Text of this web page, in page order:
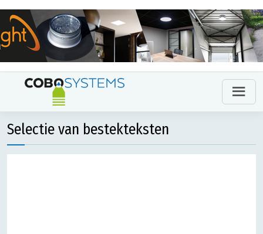
Selectie van bestekteksten